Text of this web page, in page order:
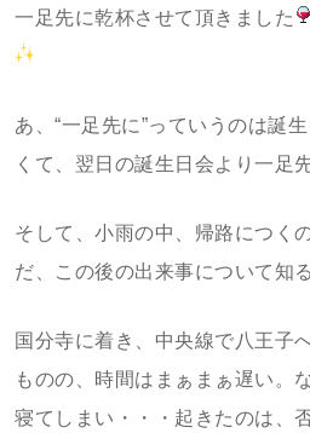
一足先に乾杯させて頂きました
あ、“一足先に”っていうのは誕
くて、翌日の誕生日会より一足
そして、小雨の中、帰路につく
だ、この後の出来事について知
国分寺に着き、中央線で八王子
ものの、時間はまぁまぁ遅い。
寝てしまい・・・起きたのは、